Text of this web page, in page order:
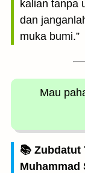
kalian tanpa
dan
muka bumi.”
Mau
📚 Zubdatut
Muhammad